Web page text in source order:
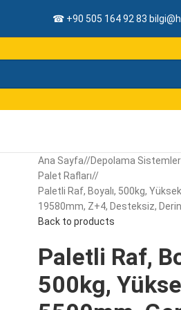
☎ +90 505 164 92 83
Ana Sayfa/ Depolama
Palet Rafları/
Paletli Raf, Boyalı, 500kg,
19580mm, Z+4, Desteksiz,
Back to products
Paletli Raf,
500kg,